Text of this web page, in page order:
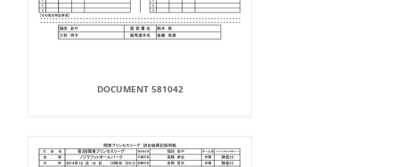
DOCUMENT 581042